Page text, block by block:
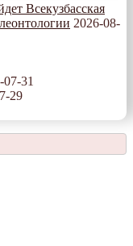
Всекузбасская
2026-08-
07-31
29